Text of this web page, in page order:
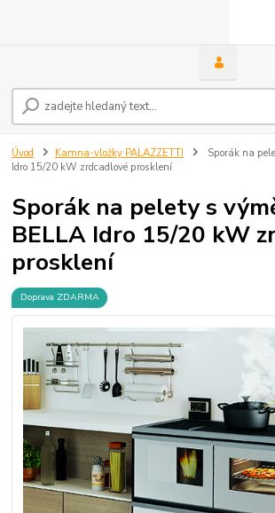
Úvod Kamna-vložky PALAZZETTI
Sporák na
Idro 15/20 kW zrdcadlové prosklení
Sporák na pelety s
BELLA Idro 15/20 kW
prosklení
Doprava ZDARMA